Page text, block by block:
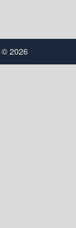
© 2026